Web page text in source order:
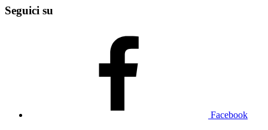
Seguici su
Facebook